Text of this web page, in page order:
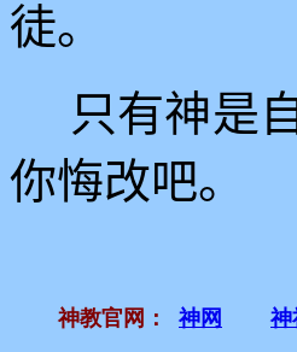
徒。
只有神是
你悔改吧。